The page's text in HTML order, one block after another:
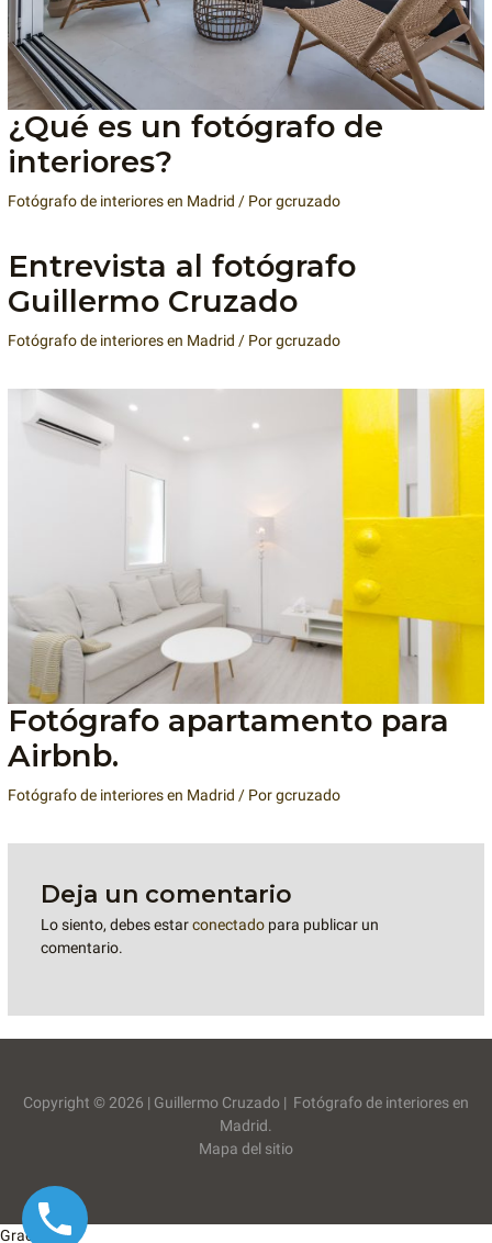
¿Qué es un fotógrafo de
interiores?
Fotógrafo de interiores en Madrid / Porgcruzado
Entrevista al fotógrafo
Guillermo Cruzado
Fotógrafo de interiores en Madrid / Porgcruzado
Fotógrafo apartamento para
Airbnb.
Fotógrafo de interiores en Madrid / Porgcruzado
Deja un comentario
Lo siento, debes estarconectadopara publicar un
comentario.
Copyright © 2026 | Guillermo Cruzado | Fotógrafo de interiores en
Madrid.
Mapa del sitio
Gracias!